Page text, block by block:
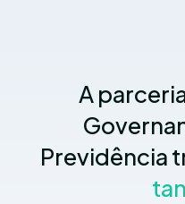
A
Previdência